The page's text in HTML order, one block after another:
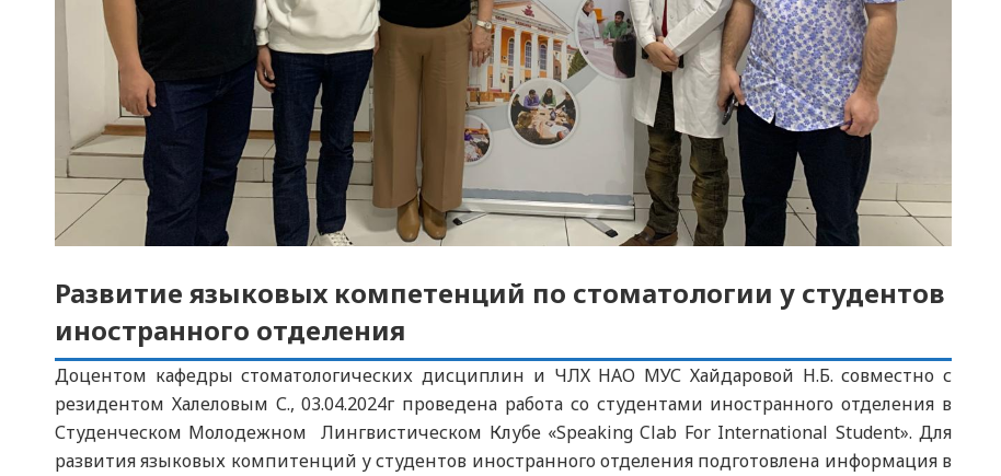
Развитие языковых компетенций по стоматологии у студентов
иностранного отделения
Доцентом кафедры стоматологических дисциплин и ЧЛХ НАО МУС Хайдаровой Н.Б. совместно с
резидентом Халеловым С., 03.04.2024г проведена работа со студентами иностранного отделения в
Студенческом Молодежном Лингвистическом Клубе «Speaking Clab For International Student». Для
развития языковых компитенций у студентов иностранного отделения подготовлена информация в